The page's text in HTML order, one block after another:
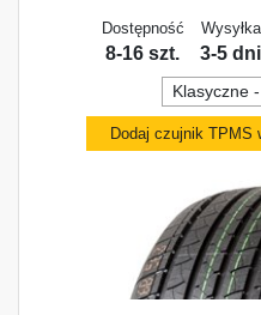
Dostępność
8-16 szt.
Wysyłka
3-5 dni
Klasyczne -
Dodaj czujnik TPMS